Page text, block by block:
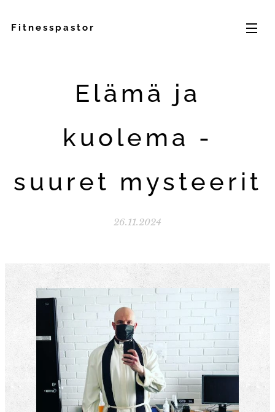
Fitnesspastor
Elämä ja
kuolema -
suuret mysteerit
26.11.2024